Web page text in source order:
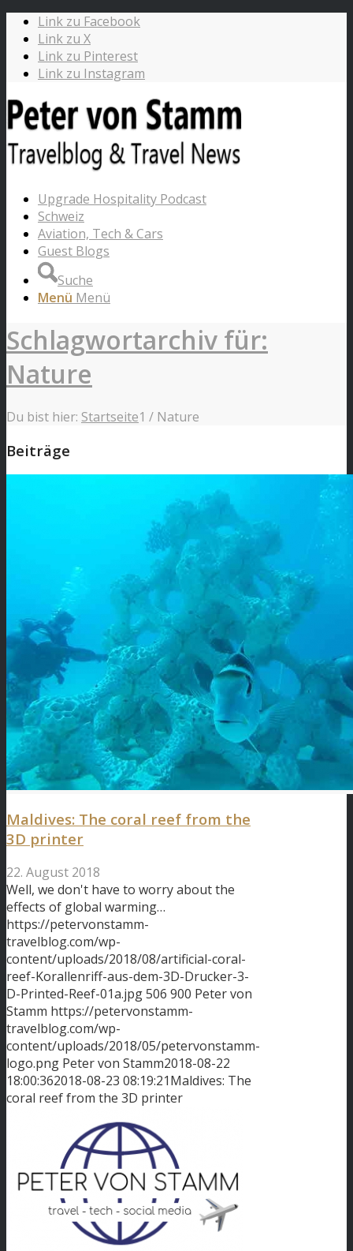
Link zu Facebook
Link zu X
Link zu Pinterest
Link zu Instagram
Upgrade Hospitality Podcast
Schweiz
Aviation, Tech & Cars
Guest Blogs
Suche
Menü Menü
Schlagwortarchiv für:
Nature
Du bist hier: Startseite1 / Nature
Beiträge
Maldives: The coral reef from the
3D printer
22. August 2018
Well, we don't have to worry about the
effects of global warming…
https://petervonstamm-
travelblog.com/wp-
content/uploads/2018/08/artificial-coral-
reef-Korallenriff-aus-dem-3D-Drucker-3-
D-Printed-Reef-01a.jpg506 900 Peter von
Stamm https://petervonstamm-
travelblog.com/wp-
content/uploads/2018/05/petervonstamm-
logo.png Peter von Stamm2018-08-22
18:00:362018-08-23 08:19:21Maldives: The
coral reef from the 3D printer